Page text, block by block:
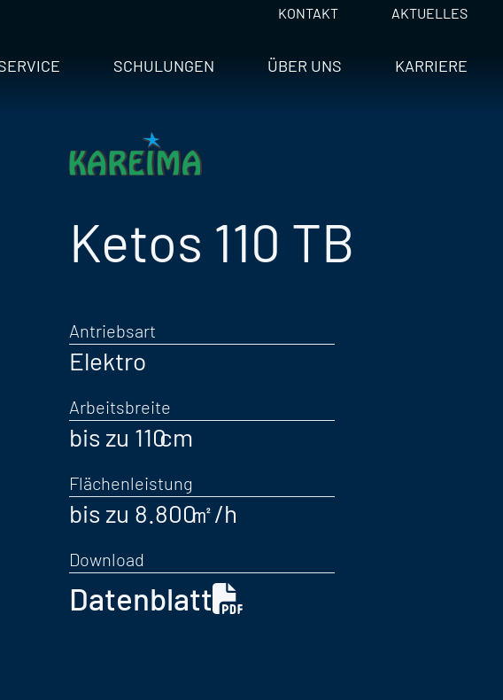
KONTAKT AKTUELLES
SCHULUNGEN ÜBER UNS KARRIERE
Ketos 110 TB
Antriebsart
Elektro
Arbeitsbreite
bis zu 110
Flächenleistung
bis zu 8.800
Download
Datenblatt